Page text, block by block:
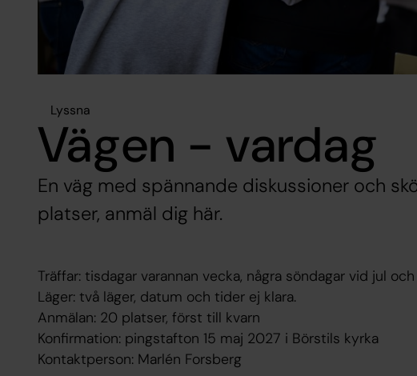
Lyssna
Vägen - vardag
En väg med spännande diskussioner och
platser, anmäl dig här.
Träffar: tisdagar varannan vecka, några söndagar vid jul
Läger: två läger, datum och tider ej klara.
Anmälan: 20 platser, först till kvarn
Konfirmation: pingstafton 15 maj 2027 i Börstils kyrka
Kontaktperson: Marlén Forsberg